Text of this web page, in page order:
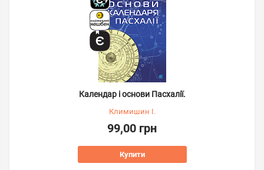
Календар і основи Пасхалії.
Климишин І.
99,00 грн
Купити